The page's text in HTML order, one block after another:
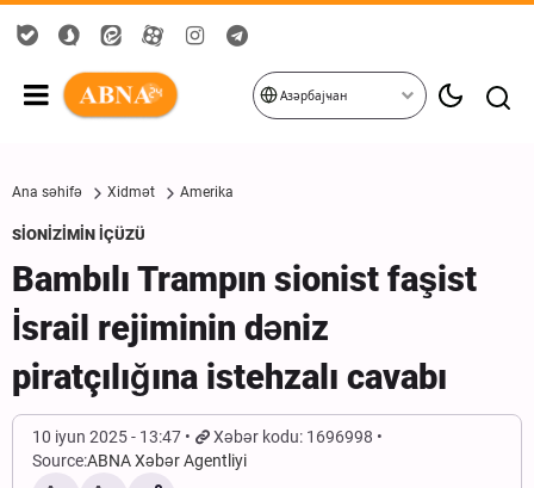
Азәрбајҹан
Ana səhifə Xidmət Amerika
SİONİZİMİN İÇÜZÜ
Bambılı Trampın sionist faşist
İsrail rejiminin dəniz
piratçılığına istehzalı cavabı
10 iyun 2025 - 13:47
Xəbər kodu: 1696998
Source:ABNA Xəbər Agentliyi